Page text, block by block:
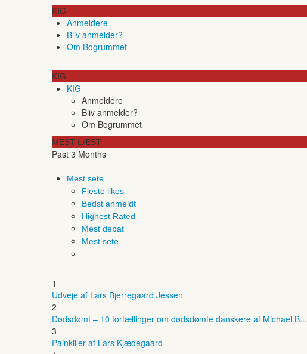
KIG
Anmeldere
Bliv anmelder?
Om Bogrummet
KIG
KIG
Anmeldere
Bliv anmelder?
Om Bogrummet
MEST LÆST
Past 3 Months
Mest sete
Fleste likes
Bedst anmeldt
Highest Rated
Mest debat
Mest sete
1
Udveje af Lars Bjerregaard Jessen
2
Dødsdømt – 10 fortællinger om dødsdømte danskere af Michael B...
3
Painkiller af Lars Kjædegaard